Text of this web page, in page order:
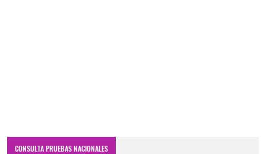
CONSULTA PRUEBAS NACIONALES